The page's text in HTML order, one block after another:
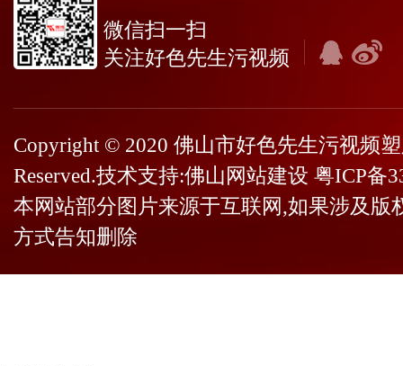
微信扫一扫
关注好色先生污视频
Copyright © 2020 佛山市好色先生污视频
Reserved.技术支持:佛山网站建设 粤ICP备
本网站部分图片来源于互联网,如果涉及版
方式告知删除